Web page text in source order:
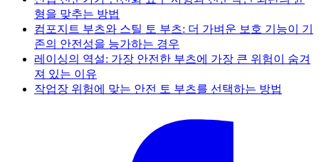
형을 맞추는 방법
컴포지트 부츠와 스틸 토 부츠: 더 가벼운 보호 기능이 기
존의 안전성을 능가하는 경우
레이싱의 역설: 가장 안전한 부츠에 가장 큰 위험이 숨겨
져 있는 이유
작업장 위험에 맞는 안전 토 부츠를 선택하는 방법